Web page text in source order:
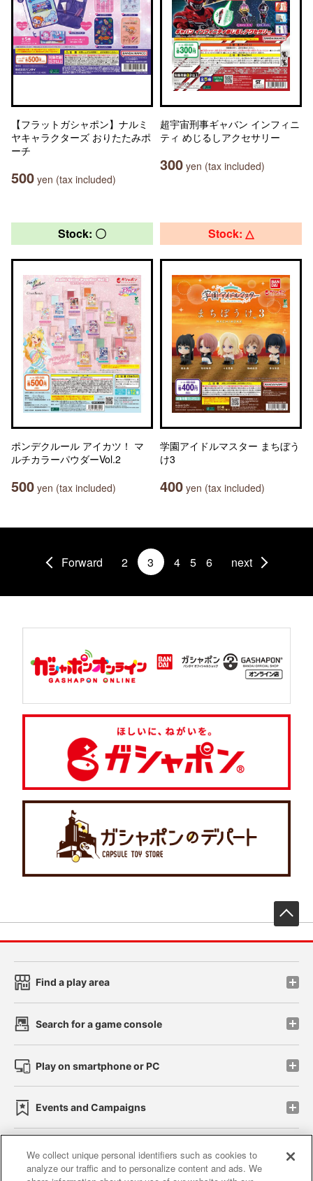
【フラットガシャポン】ナルミ
ヤキャラクターズ おりたたみポ
ーチ
500 yen (tax included)
超宇宙刑事ギャバン インフィニ
ティ めじるしアクセサリー
300 yen (tax included)
Stock: 〇
ポンデクルール アイカツ！ マ
ルチカラーパウダーVol.2
500 yen (tax included)
Stock: △
学園アイドルマスター まちぼう
け3
400 yen (tax included)
Forward 2 3 4 5 6 next
Find a play area
Search for a game console
Play on smartphone or PC
Events and Campaigns
Affiliate Sustainability site policy privacy policy
We collect unique personal identifiers such as cookies to
analyze our traffic and to personalize content and ads. We